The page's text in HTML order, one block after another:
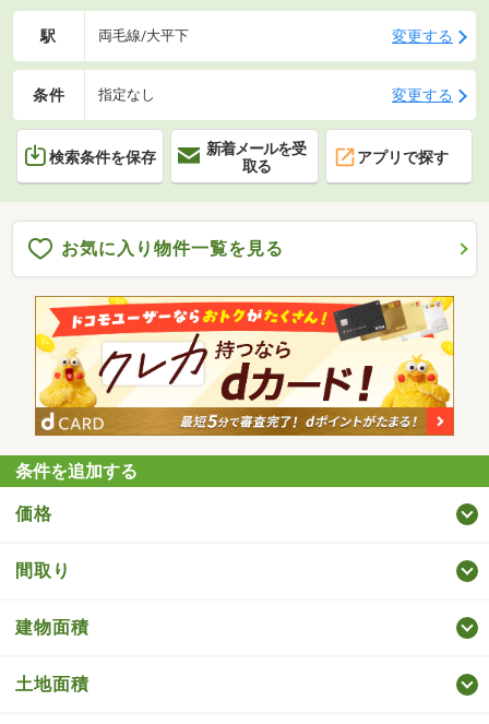
駅 両毛線/大平下 変更する
条件 指定なし 変更する
検索条件を保存
新着メールを受
取る
アプリで探す
お気に入り物件一覧を見る
条件を追加する
価格
間取り
建物面積
土地面積